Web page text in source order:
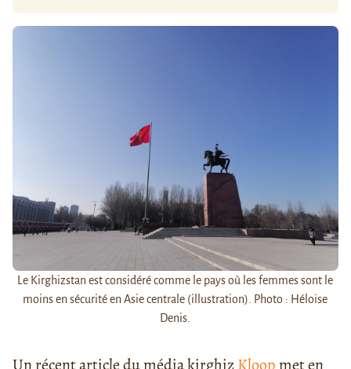
Le Kirghizstan est considéré comme le pays où les femmes sont le
moins en sécurité en Asie centrale (illustration). Photo : Héloïse
Denis.
Un récent article du média kirghizKloopmet en